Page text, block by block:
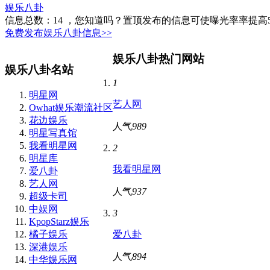
娱乐八卦
信息总数： 14 ，您知道吗？置顶发布的信息可使曝光率率提高
免费发布娱乐八卦信息>>
娱乐八卦名站
明星网
Owhat娱乐潮流社区
花边娱乐
明星写真馆
我看明星网
明星库
爱八卦
艺人网
超级卡司
中娱网
KpopStarz娱乐
橘子娱乐
深港娱乐
中华娱乐网
娱乐八卦热门网站
1
艺人网
人气989
2
我看明星网
人气937
3
爱八卦
人气894